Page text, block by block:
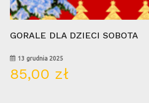
GORALE DLA DZIECI SOBOTA
13 grudnia 2025
85,00 zł